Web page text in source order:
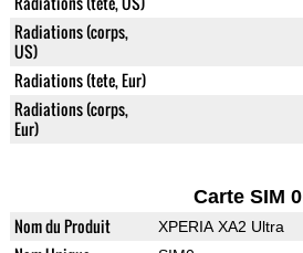
Radiations (corps,
US)
Radiations (tete, Eur)
Radiations (corps,
Eur)
Carte SIM 0
Nom du Produit XPERIA XA2 Ultra